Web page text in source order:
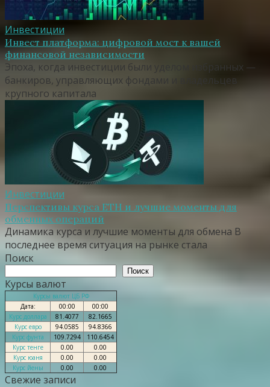
Инвестиции
Инвест платформа: цифровой мост к вашей
финансовой независимости
Эпоха, когда инвестиции были уделом избранных —
банкиров, управляющих фондами и владельцев
крупного капитала
Инвестиции
Перспективы курса ETH и лучшие моменты для
обменных операций
Динамика курса и лучшие моменты для обмена В
последнее время ситуация на рынке стала
Поиск
Поиск
Курсы валют
Курсы валют ЦБ РФ
Дата:
00:00
00:00
Курс доллара
81.4077
82.1665
Курс евро
94.0585
94.8366
Курс фунта
109.7294
110.6454
Курс тенге
0.00
0.00
Курс юаня
0.00
0.00
Курс йены
0.00 0.00
Свежие записи